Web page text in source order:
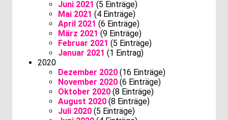
Juni 2021 (5 Einträge)
Mai 2021 (4 Einträge)
April 2021 (6 Einträge)
März 2021 (9 Einträge)
Februar 2021 (5 Einträge)
Januar 2021 (1 Eintrag)
2020
Dezember 2020 (16 Einträge)
November 2020 (6 Einträge)
Oktober 2020 (8 Einträge)
August 2020 (8 Einträge)
Juli 2020 (5 Einträge)